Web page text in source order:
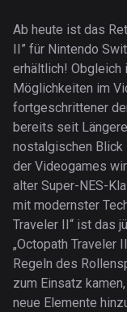
Ab heute ist das
II” für Nintendo
erhältlich! Obgleich
Möglichkeiten im
fortgeschrittener
bereits seit
nostalgischen Blick
der Videogames
alter Super-NES-
mit modernster
Traveler II“ ist das
„Octopath Traveler
Regeln des
zum Einsatz
neue Elemente